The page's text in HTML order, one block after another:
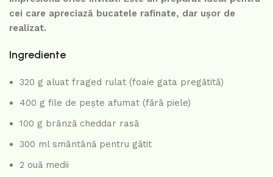
cei care apreciază bucatele rafinate, dar ușor de
realizat.
Ingrediente
320 g aluat fraged rulat (foaie gata pregătită)
400 g file de pește afumat (fără piele)
100 g brânză cheddar rasă
300 ml smântână pentru gătit
2 ouă medii